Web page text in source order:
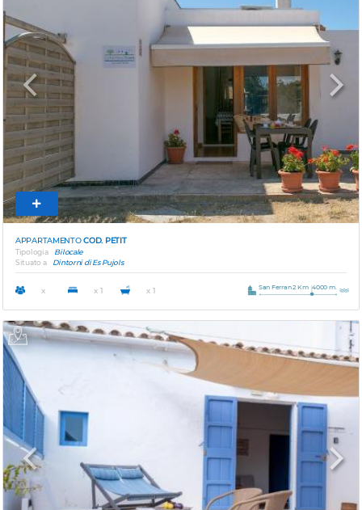
Previous Next
APPARTAMENTOCOD. PETIT
Tipologia
Bilocale
Situato a
Dintorni di Es Pujols
x x 1 x 1 San Ferran 2 Km 4000 m.
Previous Next